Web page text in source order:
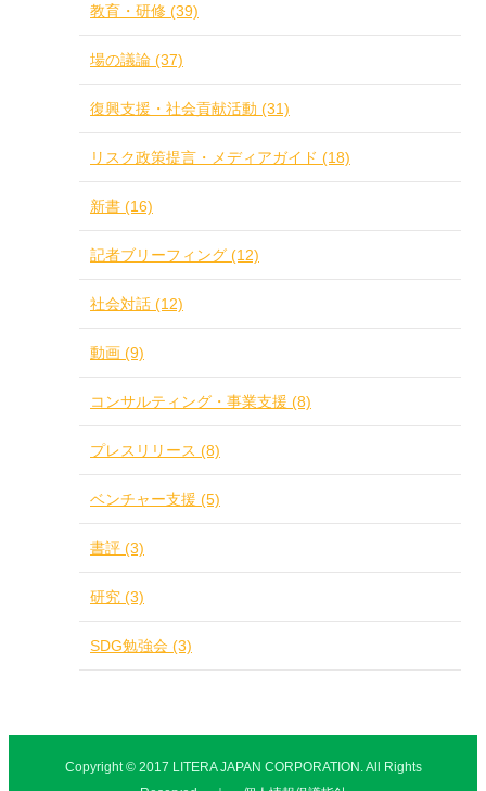
教育・研修 (39)
場の議論 (37)
復興支援・社会貢献活動 (31)
リスク政策提言・メディアガイド (18)
新書 (16)
記者ブリーフィング (12)
社会対話 (12)
動画 (9)
コンサルティング・事業支援 (8)
プレスリリース (8)
ベンチャー支援 (5)
書評 (3)
研究 (3)
SDG勉強会 (3)
Copyright © 2017 LITERA JAPAN CORPORATION. All Rights